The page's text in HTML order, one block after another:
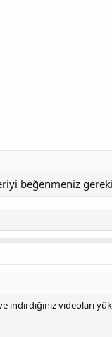
beğenmeniz
videoları